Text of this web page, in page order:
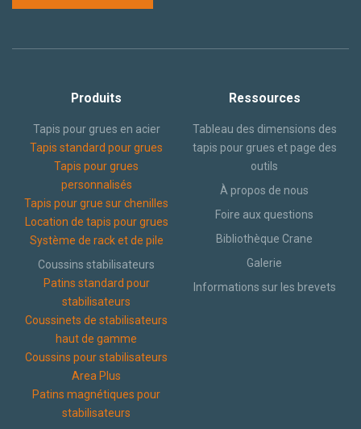
Produits
Tapis pour grues en acier
Tapis standard pour grues
Tapis pour grues
personnalisés
Tapis pour grue sur chenilles
Location de tapis pour grues
Système de rack et de pile
Coussins stabilisateurs
Patins standard pour
stabilisateurs
Coussinets de stabilisateurs
haut de gamme
Coussins pour stabilisateurs
Area Plus
Patins magnétiques pour
stabilisateurs
Ressources
Tableau des dimensions des
tapis pour grues et page des
outils
À propos de nous
Foire aux questions
Bibliothèque Crane
Galerie
Informations sur les brevets